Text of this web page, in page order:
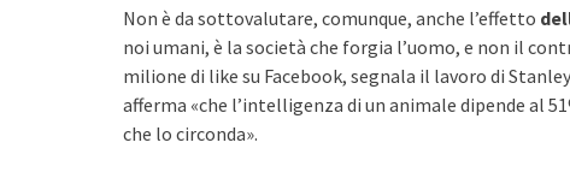
Non è da sottovalutare, comunque, anche l’effetto
noi umani, è la società che forgia l’uomo, e non il
milione di like su Facebook, segnala il lavoro di
afferma «che l’intelligenza di un animale dipende al
che lo circonda».